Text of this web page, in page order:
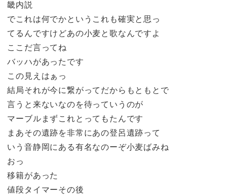
畿内説
でこれは何でかというこれも確実と思っ
てるんですけどあの小麦と歌なんですよ
ここだ言ってね
バッハがあったです
この見えはぁっ
結局それが今に繋がってだからもともとで
言うと来ないなのを待っていうのが
マーブルまずこれとってもたんです
まあその遺跡を非常にあの登呂遺跡って
いう音静岡にある有名なのーぞ小麦ばみね
おっ
移籍があった
値段タイマーその後